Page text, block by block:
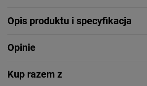
Opis produktu i specyfikacja
Opinie
Kup razem z